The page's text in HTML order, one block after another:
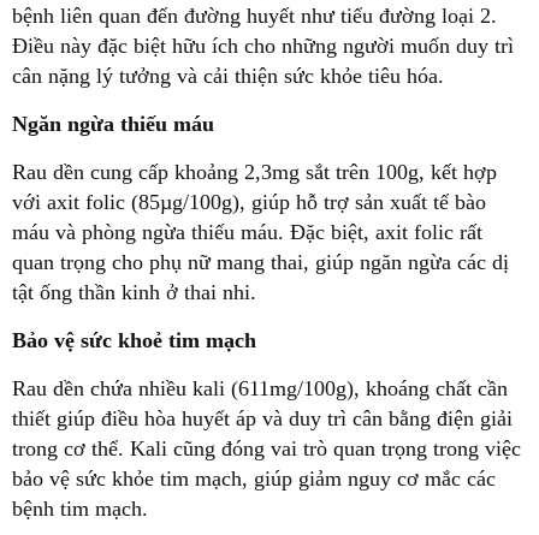
bệnh liên quan đến đường huyết như tiểu đường loại 2.
Điều này đặc biệt hữu ích cho những người muốn duy trì
cân nặng lý tưởng và cải thiện sức khỏe tiêu hóa.
Ngăn ngừa thiếu máu
Rau dền cung cấp khoảng 2,3mg sắt trên 100g, kết hợp
với axit folic (85µg/100g), giúp hỗ trợ sản xuất tế bào
máu và phòng ngừa thiếu máu. Đặc biệt, axit folic rất
quan trọng cho phụ nữ mang thai, giúp ngăn ngừa các dị
tật ống thần kinh ở thai nhi.
Bảo vệ sức khoẻ tim mạch
Rau dền chứa nhiều kali (611mg/100g), khoáng chất cần
thiết giúp điều hòa huyết áp và duy trì cân bằng điện giải
trong cơ thể. Kali cũng đóng vai trò quan trọng trong việc
bảo vệ sức khỏe tim mạch, giúp giảm nguy cơ mắc các
bệnh tim mạch.